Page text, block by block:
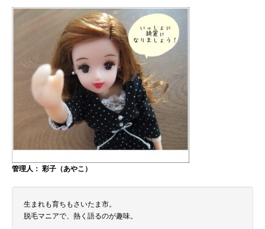
管理人： 彩子（あやこ）
生まれも育ちもさいたま市。
脱毛マニアで、熱く語るのが趣味。